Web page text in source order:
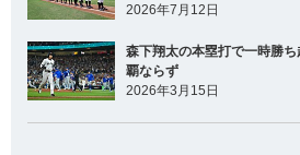
2026年7月12日
森下翔太の本塁打で一時勝
覇ならず
2026年3月15日